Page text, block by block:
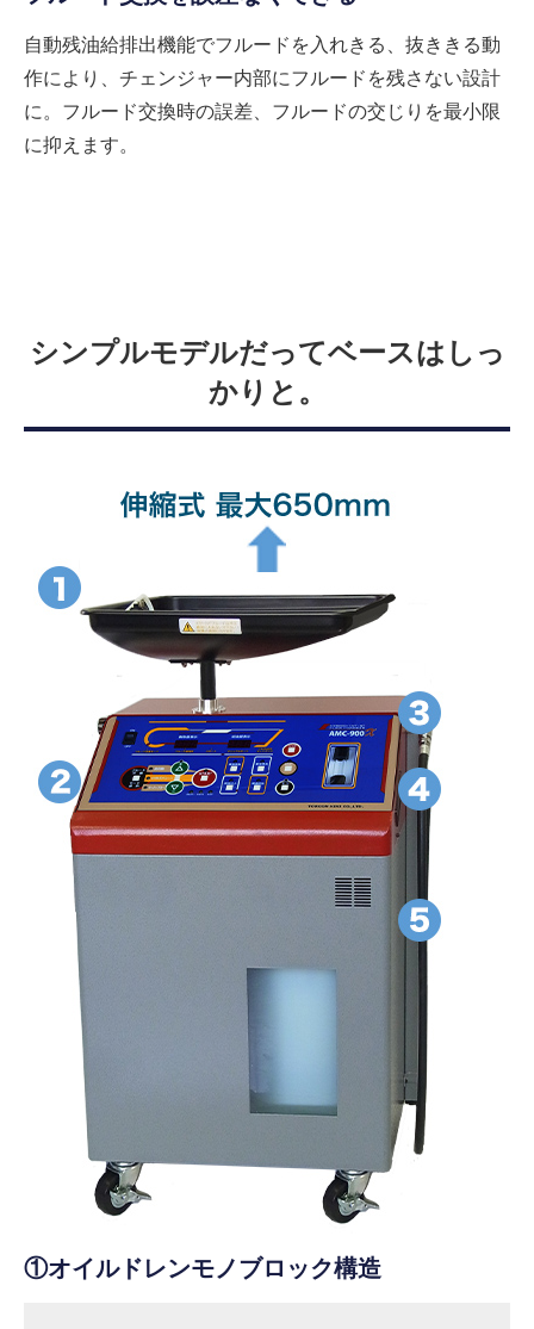
自動残油給排出機能でフルードを入れきる、抜ききる動
作により、チェンジャー内部にフルードを残さない設計
に。フルード交換時の誤差、フルードの交じりを最小限
に抑えます。
シンプルモデルだってベースはしっ
かりと。
①オイルドレンモノブロック構造